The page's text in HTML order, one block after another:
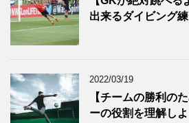
出来るダイビング練
2022/03/19
【チームの勝利の
ーの役割を理解しよ